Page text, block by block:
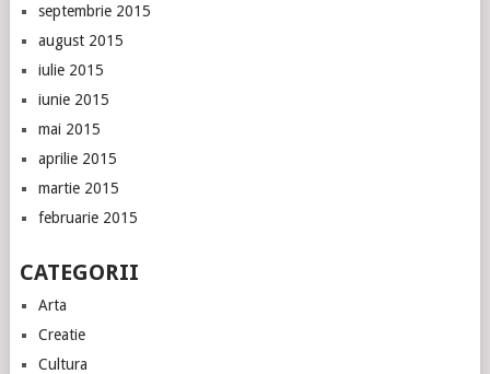
septembrie 2015
august 2015
iulie 2015
iunie 2015
mai 2015
aprilie 2015
martie 2015
februarie 2015
CATEGORII
Arta
Creatie
Cultura